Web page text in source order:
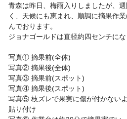
青森は昨日、梅雨入りしましたが、
く、天候にも恵まれ、順調に摘果作
んでおります。
ジョナゴールドは直径約四センチにな
写真① 摘果前(全体)
写真② 摘果後(全体)
写真③ 摘果前(スポット)
写真④ 摘果後(スポット)
写真⑤ 枝ズレで果実に傷が付かない
貼り付け